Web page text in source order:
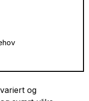
og